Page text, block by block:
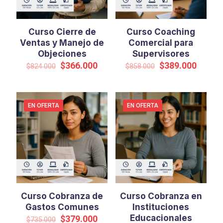
Curso Cierre de
Ventas y Manejo de
Objeciones
$824.000 El
era:
$824.000.
$366.000El
es:
$366.000.
Curso Coaching
Comercial para
Supervisores
$858.000 El
era:
$858.000.
$389.000El
es:
EN OFERTA
Curso Cobranza de
Gastos Comunes
$735.000 El
$379.000El
EN OFERTA
Curso Cobranza en
Instituciones
Educacionales